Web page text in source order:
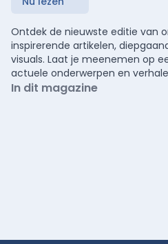
Ontdek de nieuwste editie van
inspirerende artikelen,
visuals. Laat je meenemen op
actuele onderwerpen en
In dit magazine